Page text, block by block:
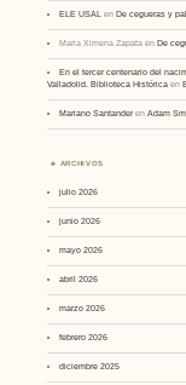
ELE USAL enDe cegueras y
Maria Ximena Zapata enDe
En el tercer centenario del
Valladolid. Biblioteca Histórica en
Mariano SantanderenAdam
ARCHIVOS
julio 2026
junio 2026
mayo 2026
abril 2026
marzo 2026
febrero 2026
diciembre 2025